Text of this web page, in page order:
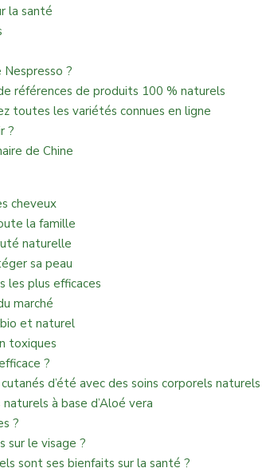
la santé
?
références de produits 100 % naturels
toutes les variétés connues en ligne
?
de Chine
cheveux
la famille
naturelle
sa peau
les plus efficaces
marché
et naturel
toxiques
?
d’été avec des soins corporels naturels
à base d’Aloé vera
?
sur le visage ?
sont ses bienfaits sur la santé ?